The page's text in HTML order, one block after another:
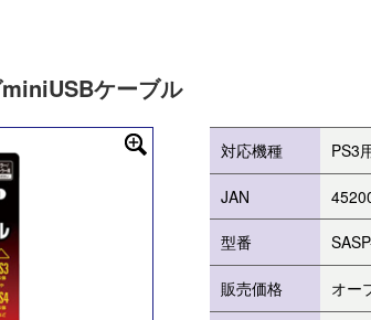
ケーブル
対応機種 PS3
JAN
型番
販売価格 オー